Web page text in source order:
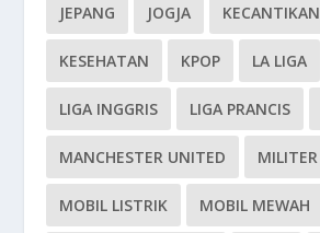
JEPANG JOGJA KECANTIKAN
KESEHATAN KPOP LA LIGA
LIGA INGGRIS LIGA PRANCIS
MANCHESTER UNITED MILITER
MOBIL LISTRIK MOBIL MEWAH